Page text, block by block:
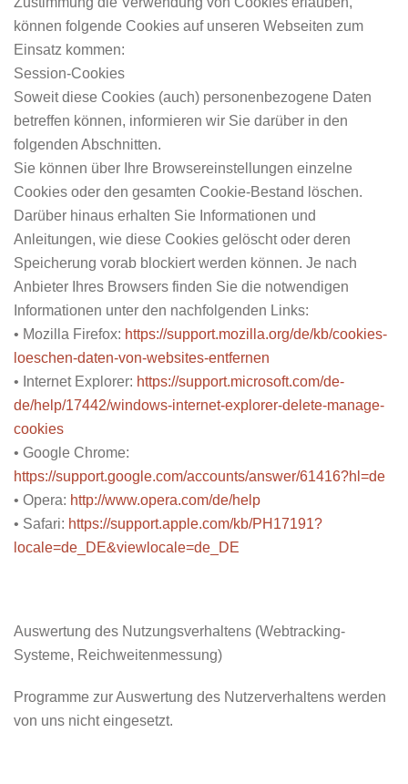
können folgende Cookies auf unseren Webseiten zum
Einsatz kommen:
Session-Cookies
Soweit diese Cookies (auch) personenbezogene Daten
betreffen können, informieren wir Sie darüber in den
folgenden Abschnitten.
Sie können über Ihre Browsereinstellungen einzelne
Cookies oder den gesamten Cookie-Bestand löschen.
Darüber hinaus erhalten Sie Informationen und
Anleitungen, wie diese Cookies gelöscht oder deren
Speicherung vorab blockiert werden können. Je nach
Anbieter Ihres Browsers finden Sie die notwendigen
Informationen unter den nachfolgenden Links:
• Mozilla Firefox: https://support.mozilla.org/de/kb/cookies-
loeschen-daten-von-websites-entfernen
• Internet Explorer: https://support.microsoft.com/de-
de/help/17442/windows-internet-explorer-delete-manage-
cookies
• Google Chrome:
https://support.google.com/accounts/answer/61416?hl=de
• Opera: http://www.opera.com/de/help
• Safari: https://support.apple.com/kb/PH17191?
locale=de_DE&viewlocale=de_DE
Auswertung des Nutzungsverhaltens (Webtracking-
Systeme, Reichweitenmessung)
Programme zur Auswertung des Nutzerverhaltens werden
von uns nicht eingesetzt.